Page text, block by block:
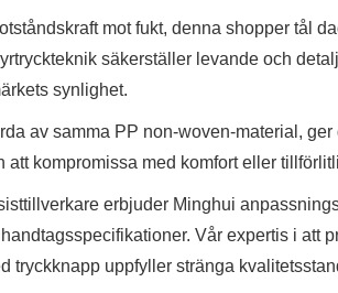
mot fukt, denna shopper tål
säkerställer levande och
synlighet.
av samma PP non-woven-material,
att kompromissa med komfort eller
erbjuder Minghui
Vår expertis i att
tryckknapp uppfyller stränga